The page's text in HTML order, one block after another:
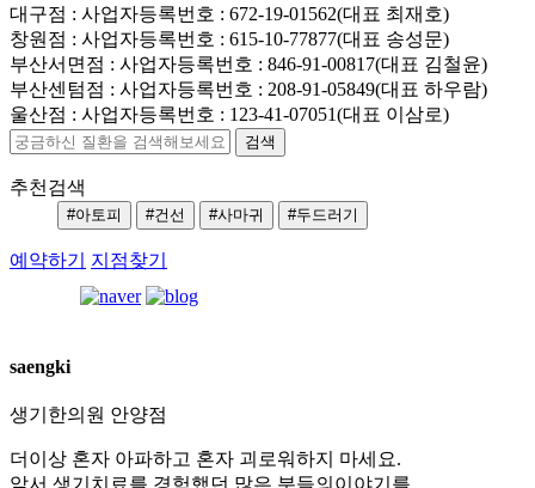
대구점 : 사업자등록번호 : 672-19-01562(대표 최재호)
창원점 : 사업자등록번호 : 615-10-77877(대표 송성문)
부산서면점 : 사업자등록번호 : 846-91-00817(대표 김철윤)
부산센텀점 : 사업자등록번호 : 208-91-05849(대표 하우람)
울산점 : 사업자등록번호 : 123-41-07051(대표 이삼로)
추천검색
#아토피 #건선 #사마귀 #두드러기
예약하기 지점찾기
[습
강
역
saengki
생기한의원 안양점
더이상 혼자 아파하고 혼자 괴로워하지 마세요.